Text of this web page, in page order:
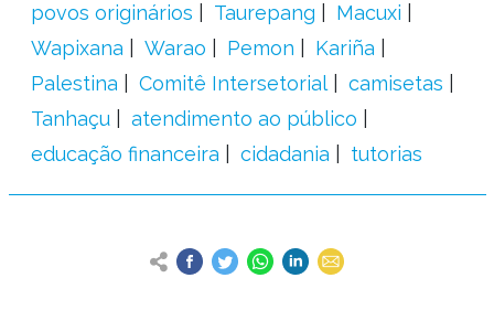
povos originários
Taurepang
Macuxi
Wapixana
Warao Pemon
Kariña
Palestina
Comitê Intersetorial
camisetas
Tanhaçu
atendimento ao público
educação financeira
cidadania tutorias